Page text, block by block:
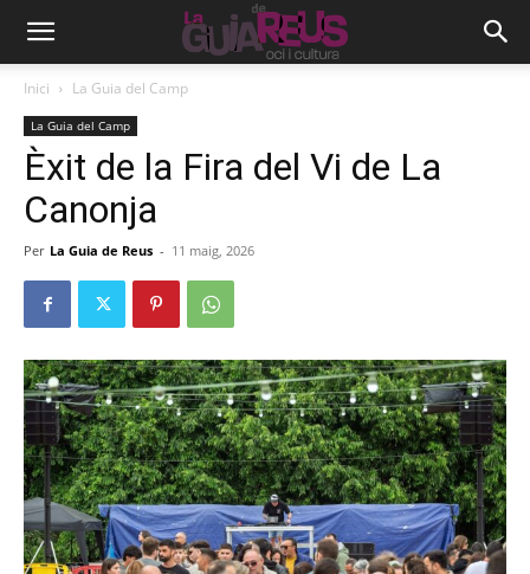
Inici La Guia del Camp
La Guia del Camp
Èxit de la Fira del Vi de La
Canonja
Per La Guia de Reus - 11 maig, 2026